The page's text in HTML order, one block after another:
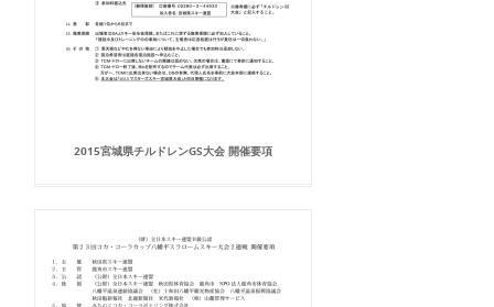
2015宮城県チルドレンGS大会 開催要項